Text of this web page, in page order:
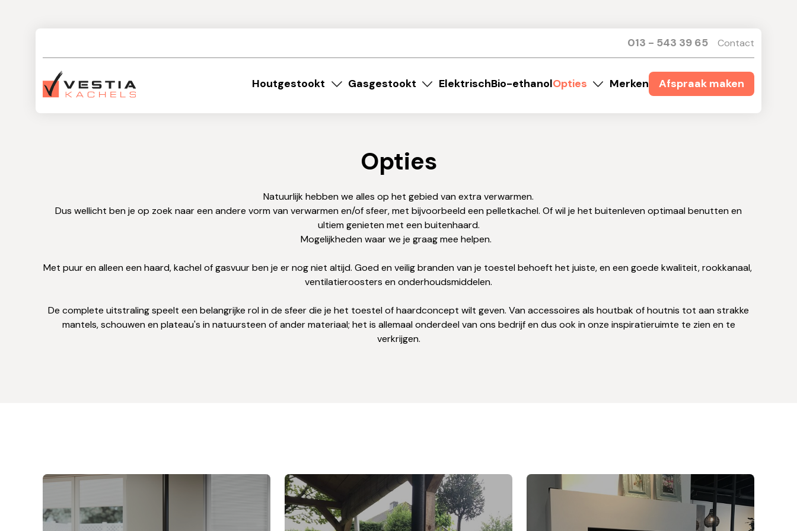
013 - 543 39 65 Contact
Houtgestookt Gasgestookt ElektrischBio-ethanolOpties Merken Afspraak maken
Opties
Natuurlijk hebben we alles op het gebied van extra verwarmen.
Dus wellicht ben je op zoek naar een andere vorm van verwarmen en/of sfeer, met bijvoorbeeld een pelletkachel. Of wil je het buitenleven optimaal benutten en
ultiem genieten met een buitenhaard.
Mogelijkheden waar we je graag mee helpen.
Met puur en alleen een haard, kachel of gasvuur ben je er nog niet altijd. Goed en veilig branden van je toestel behoeft het juiste, en een goede kwaliteit, rookkanaal,
ventilatieroosters en onderhoudsmiddelen.
De complete uitstraling speelt een belangrijke rol in de sfeer die je het toestel of haardconcept wilt geven. Van accessoires als houtbak of houtnis tot aan strakke
mantels, schouwen en plateau's in natuursteen of ander materiaal; het is allemaal onderdeel van ons bedrijf en dus ook in onze inspiratieruimte te zien en te
verkrijgen.